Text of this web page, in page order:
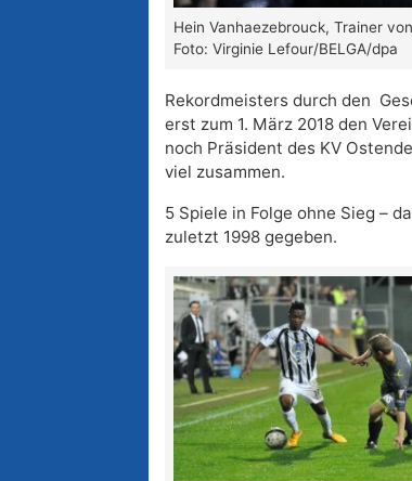
Hein Vanhaezebrouck, Trainer
Foto: Virginie Lefour/BELGA/dpa
Rekordmeisters durch den
erst zum 1. März 2018 den
noch Präsident des KV
viel zusammen.
5 Spiele in Folge ohne Sieg –
zuletzt 1998 gegeben.